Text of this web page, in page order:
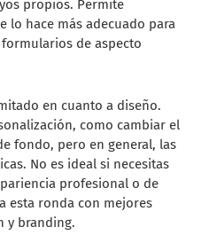
propios. Permite
lo hace más adecuado para
de aspecto
en cuanto a diseño.
como cambiar el
fondo, pero en general, las
No es ideal si necesitas
profesional o de
esta ronda con mejores
y branding.